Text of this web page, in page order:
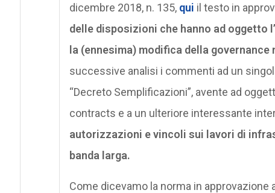
dicembre 2018, n. 135, qui il testo in
delle disposizioni che hanno ad oggetto
la (ennesima) modifica della governance
successive analisi i commenti ad un
“Decreto Semplificazioni”, avente ad
contracts e a un ulteriore interessante
autorizzazioni e vincoli sui lavori di
banda larga.
Come dicevamo la norma in approvazione